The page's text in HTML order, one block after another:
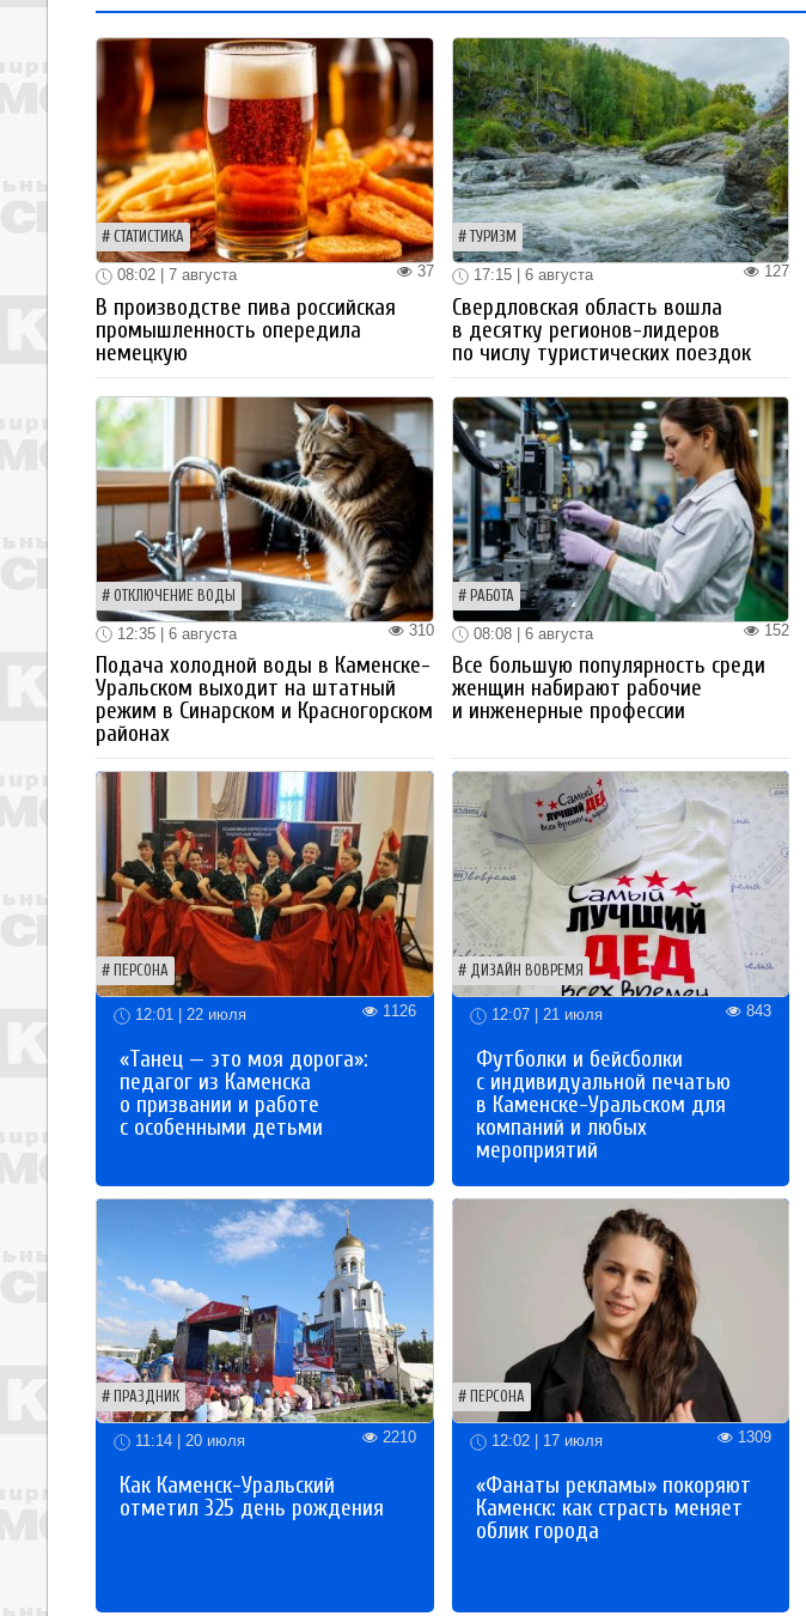
СТАТИСТИКА
37
08:02 | 7 августа
В производстве пива российская
промышленность опередила
немецкую
ТУРИЗМ
127
17:15 | 6 августа
Свердловская область вошла
в десятку регионов-лидеров
по числу туристических поездок
ОТКЛЮЧЕНИЕ ВОДЫ
310
12:35 | 6 августа
Подача холодной воды в Каменске-
Уральском выходит на штатный
режим в Синарском и Красногорском
районах
РАБОТА
152
08:08 | 6 августа
Все большую популярность среди
женщин набирают рабочие
и инженерные профессии
ПЕРСОНА
12:01 | 22 июля 1126
«Танец — это моя дорога»:
педагог из Каменска
о призвании и работе
с особенными детьми
ДИЗАЙН ВОВРЕМЯ
12:07 | 21 июля 843
Футболки и бейсболки
с индивидуальной печатью
в Каменске-Уральском для
компаний и любых
мероприятий
ПРАЗДНИК
11:14 | 20 июля 2210
Как Каменск-Уральский
отметил 325 день рождения
ПЕРСОНА
12:02 | 17 июля 1309
«Фанаты рекламы» покоряют
Каменск: как страсть меняет
облик города